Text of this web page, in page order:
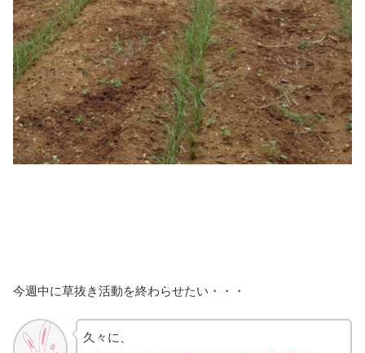
今週中に草抜き活動を終わらせたい・・・
久々に、